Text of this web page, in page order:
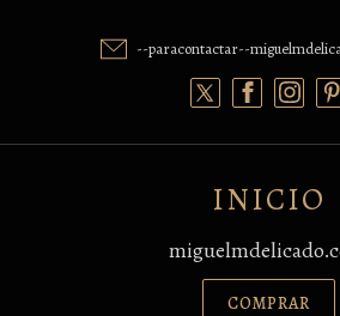
--paracontactar--
INICIO
COMPRAR